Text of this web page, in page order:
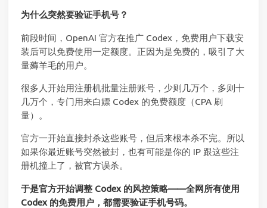
为什么突然要验证手机号？
前段时间，OpenAI 官方在推广 Codex，免费用户下载安
装后可以免费使用一定额度。正因为是免费的，吸引了大
量薅羊毛的用户。
很多人开始用注册机批量注册账号，少则几万个，多则十
几万个，专门用来白嫖 Codex 的免费额度（CPA 刷
量）。
官方一开始直接封杀这些账号，但后来根本杀不完。所以
如果你最近账号突然被封，也有可能是你的 IP 跟这些注
册机撞上了，被官方误杀。
于是官方开始调整 Codex 的风控策略——全网所有使用
Codex 的免费用户，都需要验证手机号码。